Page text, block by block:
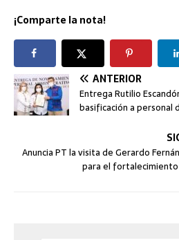
¡Comparte la nota!
ANTERIOR
Entrega Rutilio
basificación a personal
Anuncia PT la visita de Gerardo
para el